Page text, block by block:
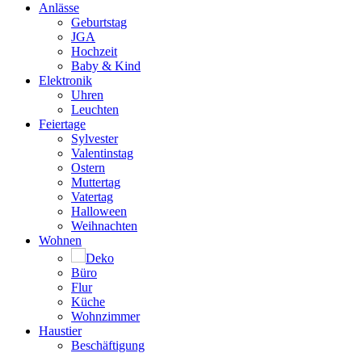
Anlässe
Geburtstag
JGA
Hochzeit
Baby & Kind
Elektronik
Uhren
Leuchten
Feiertage
Sylvester
Valentinstag
Ostern
Muttertag
Vatertag
Halloween
Weihnachten
Wohnen
Deko
Büro
Flur
Küche
Wohnzimmer
Haustier
Beschäftigung